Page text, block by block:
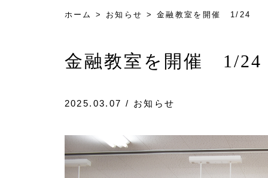
ホーム > お知らせ > 金融教室を開催 1/24
金融教室を開催 1/
2025.03.07 / お知らせ